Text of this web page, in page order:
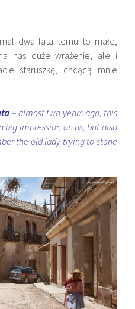
dwa lata temu to małe,
nas duże wrażenie, ale i
staruszkę, chcącą mnie
– almost two years ago, this
impression on us, but also
the old lady trying to stone